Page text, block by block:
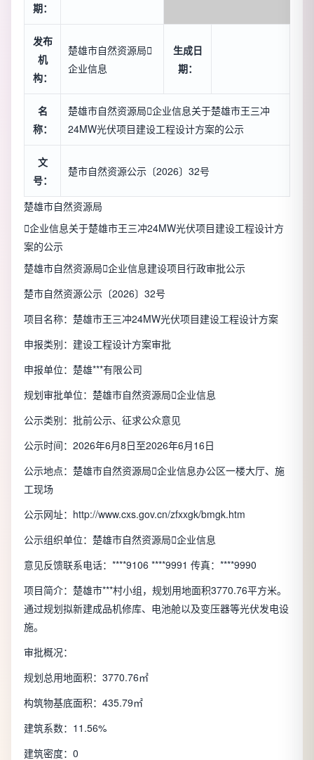
期：
发布
机
构：
楚雄市自然资源局
企业信息
生成日
期：
名
称：
楚雄市自然资源局企业信息关于楚雄市王三冲
24MW光伏项目建设工程设计方案的公示
文
号：
楚市自然资源公示〔2026〕32号
楚雄市自然资源局
企业信息关于楚雄市王三冲24MW光伏项目建设工程设计方
案的公示
楚雄市自然资源局企业信息建设项目行政审批公示
楚市自然资源公示〔2026〕32号
项目名称：楚雄市王三冲24MW光伏项目建设工程设计方案
申报类别：建设工程设计方案审批
申报单位：楚雄***有限公司
规划审批单位：楚雄市自然资源局企业信息
公示类别：批前公示、征求公众意见
公示时间：2026年6月8日至2026年6月16日
公示地点：楚雄市自然资源局企业信息办公区一楼大厅、施
工现场
公示网址： http://www.cxs.gov.cn/zfxxgk/bmgk.htm
公示组织单位：楚雄市自然资源局企业信息
意见反馈联系电话：****9106 ****9991 传真：****9990
项目简介：楚雄市***村小组，规划用地面积3770.76平方米。
通过规划拟新建成品机修库、电池舱以及变压器等光伏发电设
施。
审批概况：
规划总用地面积：3770.76㎡
构筑物基底面积：435.79㎡
建筑系数：11.56%
建筑密度：0